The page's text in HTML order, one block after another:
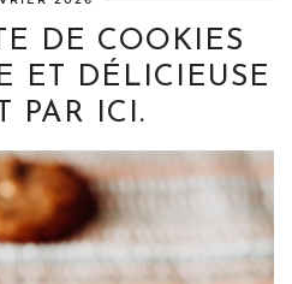
DE COOKIES
ET DÉLICIEUSE
PAR ICI.